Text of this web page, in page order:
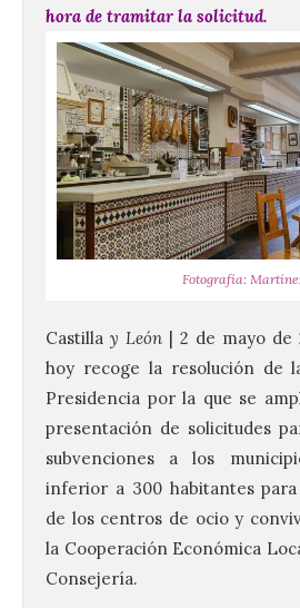
hora de tramitar la solicitud.
Fotografía:
Castilla y León | 2 de mayo de
hoy recoge la resolución de
Presidencia por la que se
presentación de solicitudes
subvenciones a los
inferior a 300 habitantes
de los centros de ocio y
la Cooperación Económica
Consejería.